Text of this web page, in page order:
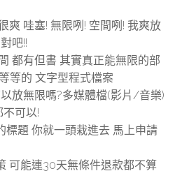
爽 哇塞! 無限咧! 空間咧! 我爽放
吧!!
都有但書 其實真正能無限的部
等的 文字型程式檔案
放無限嗎?多媒體檔(影片/音樂)
可以!
標題 你就一頭栽進去 馬上申請
可能連30天無條件退款都不算